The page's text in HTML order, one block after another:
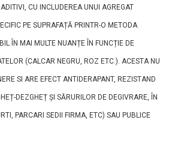
CU INCLUDEREA UNUI AGREGAT
PE SUPRAFAȚĂ PRINTR-O METODA
ÎN MAI MULTE NUANȚE ÎN FUNCȚIE DE
(CALCAR NEGRU, ROZ ETC.). ACESTA NU
SI ARE EFECT ANTIDERAPANT, REZISTAND
DEZGHEȚ ȘI SĂRURILOR DE DEGIVRARE, ÎN
PARCARI SEDII FIRMA, ETC) SAU PUBLICE